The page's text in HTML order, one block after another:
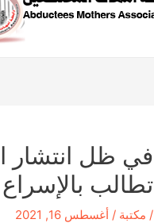
في ظل انتشار
تطالب
/ مكتبة / أغسطس 16, 2021